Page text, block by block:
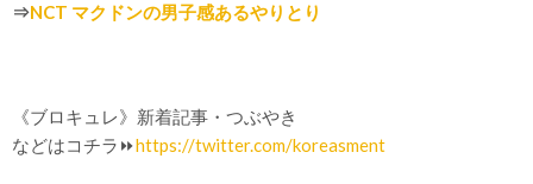
⇒NCT マクドンの男子感あるやりとり
《ブロキュレ》新着記事・つぶやき
などはコチラ⏩https://twitter.com/koreasment